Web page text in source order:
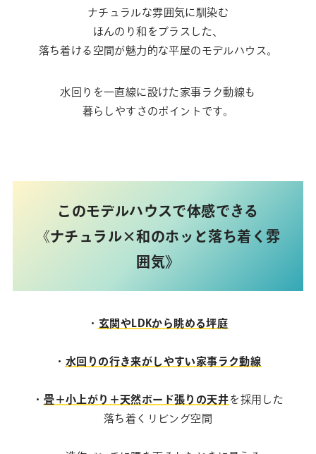
ナチュラルな雰囲気に馴染む
ほんのり和をプラスした、
落ち着ける空間が魅力的な平屋のモデルハウス。
水回りを一直線に設けた家事ラク動線も
暮らしやすさのポイントです。
このモデルハウスで体感できる
《ナチュラル×和のホッと落ち着く雰
囲気》
・ 玄関やLDKから眺める坪庭
・ 水回りの行き来がしやすい家事ラク動線
・ 畳＋小上がり＋天然ボード張りの天井 を採用した
落ち着くリビング空間